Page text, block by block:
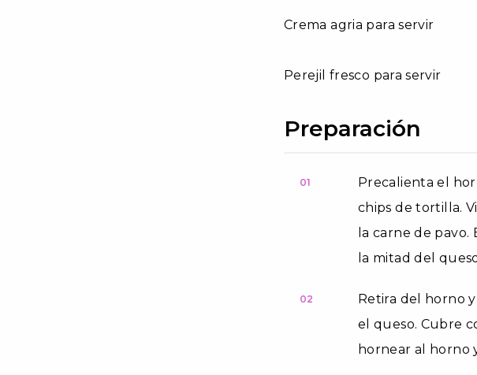
Crema agria para servir
Perejil fresco para servir
Preparación
01
Precalienta el
chips de tortilla.
la carne de
la mitad del
02
Retira del horno
el queso. Cubre
hornear al horno